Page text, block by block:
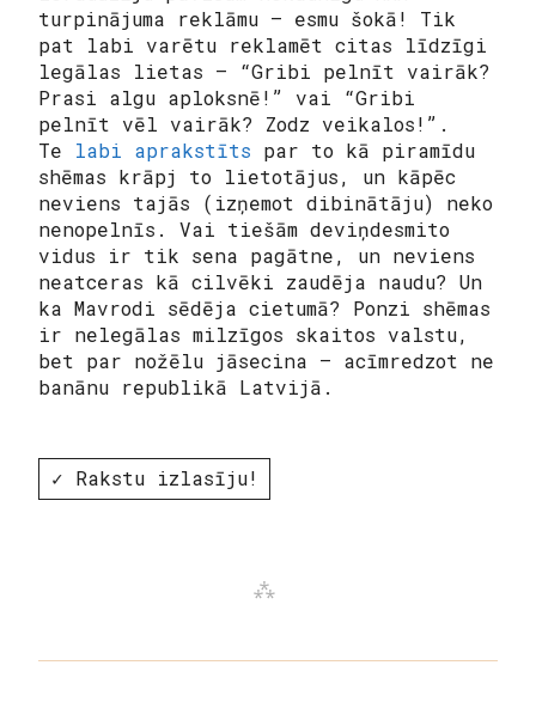
turpinājuma reklāmu – esmu šokā! Tik
pat labi varētu reklamēt citas līdzīgi
legālas lietas – “Gribi pelnīt vairāk?
Prasi algu aploksnē!” vai “Gribi
pelnīt vēl vairāk? Zodz veikalos!”.
Te labi aprakstīts par to kā piramīdu
shēmas krāpj to lietotājus, un kāpēc
neviens tajās (izņemot dibinātāju) neko
nenopelnīs. Vai tiešām deviņdesmito
vidus ir tik sena pagātne, un neviens
neatceras kā cilvēki zaudēja naudu? Un
ka Mavrodi sēdēja cietumā? Ponzi shēmas
ir nelegālas milzīgos skaitos valstu,
bet par nožēlu jāsecina – acīmredzot ne
banānu republikā Latvijā.
✓ Rakstu izlasīju!